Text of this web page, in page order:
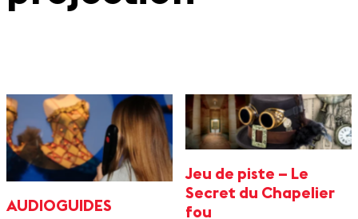
AUDIOGUIDES
Jeu de piste – Le
Secret du Chapelier
fou